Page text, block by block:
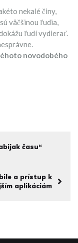
nekalé činy,
väčšinou ľudia,
ľudí vydierať.
novodobého
času“
a prístup k
aplikáciám